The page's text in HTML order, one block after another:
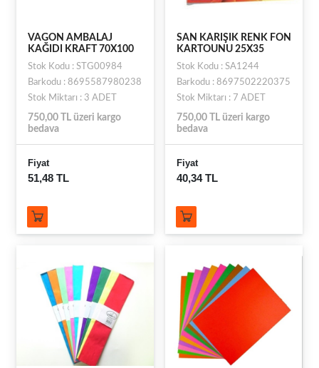
VAGON AMBALAJ
KAĞIDI KRAFT 70X100
Stok Kodu : STG00984
Barkodu : 8695587980238
Stok Miktarı : 3 ADET
750,00 TL üzeri kargo
bedava
Fiyat
51,48 TL
SAN KARIŞIK RENK FON
KARTOUNU 25X35
Stok Kodu : SA1244
Barkodu : 8697502220375
Stok Miktarı : 7 ADET
750,00 TL üzeri kargo
bedava
Fiyat
40,34 TL